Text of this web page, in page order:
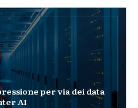
per via dei data
AI